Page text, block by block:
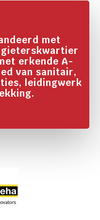
met
erkende A-
van sanitair,
leidingwerk